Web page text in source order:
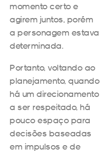
momento certo e
agirem juntos, porém
a personagem estava
determinada.
Portanto, voltando ao
planejamento, quando
há um direcionamento
a ser respeitado, há
pouco espaço para
decisões baseadas
em impulsos e de